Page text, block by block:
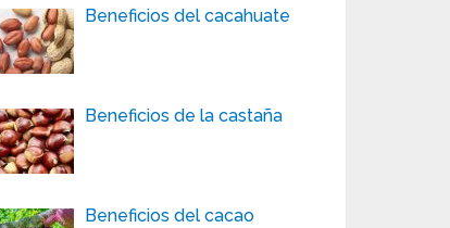
Beneficios del cacahuate
Beneficios de la castaña
Beneficios del cacao